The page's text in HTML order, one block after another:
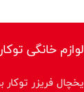
لوازم خانگی
یخچال فریزر